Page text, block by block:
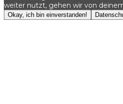
weiter nutzt, gehen wir von
Okay, ich bin einverstanden!